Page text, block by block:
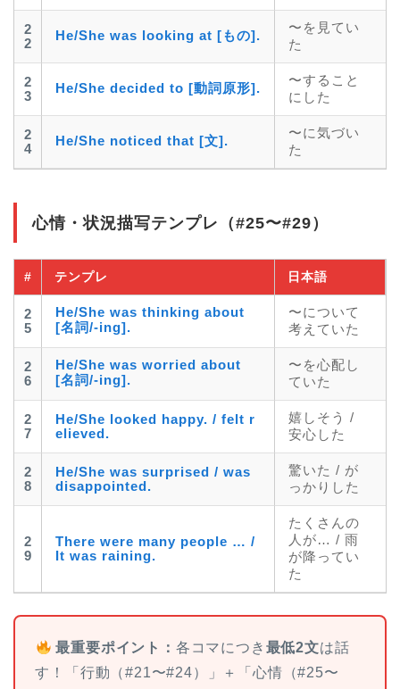
2
2
He/She was looking at [もの].
〜を見てい
た
2
3
He/She decided to [動詞原形].
〜すること
にした
2
4
He/She noticed that [文].
〜に気づい
た
心情・状況描写テンプレ（#25〜#29）
# テンプレ 日本語
2
5
He/She was thinking about
[名詞/-ing].
〜について
考えていた
2
6
He/She was worried about
[名詞/-ing].
〜を心配し
ていた
2
7
He/She looked happy. / felt r
elieved.
嬉しそう /
安心した
2
8
He/She was surprised / was
disappointed.
驚いた / が
っかりした
2
9
There were many people … /
It was raining.
たくさんの
人が… / 雨
が降ってい
た
最重要ポイント： 各コマにつき 最低2文は話
す！「行動（#21〜#24）」＋「心情（#25〜